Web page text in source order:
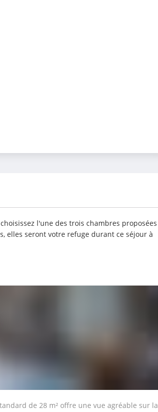
l'une des trois chambres proposées
elles seront votre refuge durant ce séjour à
de 28 m² offre une vue agréable sur la